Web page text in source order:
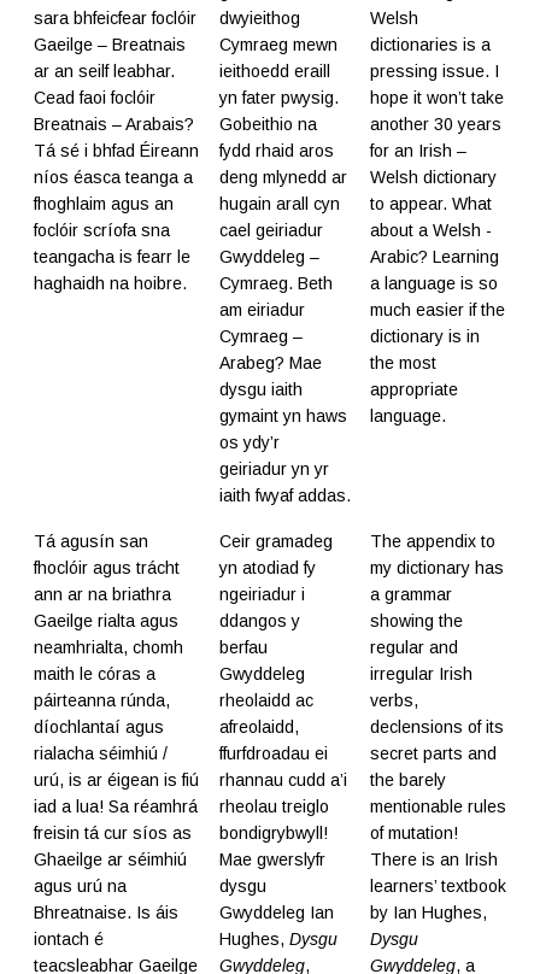
sara bhfeicfear foclóir
Gaeilge – Breatnais
ar an seilf leabhar.
Cead faoi foclóir
Breatnais – Arabais?
Tá sé i bhfad Éireann
níos éasca teanga a
fhoghlaim agus an
foclóir scríofa sna
teangacha is fearr le
haghaidh na hoibre.
dwyieithog
Cymraeg mewn
ieithoedd eraill
yn fater pwysig.
Gobeithio na
fydd rhaid aros
deng mlynedd ar
hugain arall cyn
cael geiriadur
Gwyddeleg –
Cymraeg. Beth
am eiriadur
Cymraeg –
Arabeg? Mae
dysgu iaith
gymaint yn haws
os ydy’r
geiriadur yn yr
iaith fwyaf addas.
Welsh
dictionaries is a
pressing issue. I
hope it won’t take
another 30 years
for an Irish –
Welsh dictionary
to appear. What
about a Welsh -
Arabic? Learning
a language is so
much easier if the
dictionary is in
the most
appropriate
language.
Tá agusín san
fhoclóir agus trácht
ann ar na briathra
Gaeilge rialta agus
neamhrialta, chomh
maith le córas a
páirteanna rúnda,
díochlantaí agus
rialacha séimhiú /
urú, is ar éigean is fiú
iad a lua! Sa réamhrá
freisin tá cur síos as
Ghaeilge ar séimhiú
agus urú na
Bhreatnaise. Is áis
iontach é
teacsleabhar Gaeilge
Ceir gramadeg
yn atodiad fy
ngeiriadur i
ddangos y
berfau
Gwyddeleg
rheolaidd ac
afreolaidd,
ffurfdroadau ei
rhannau cudd a’i
rheolau treiglo
bondigrybwyll!
Mae gwerslyfr
dysgu
Gwyddeleg Ian
Hughes, Dysgu
Gwyddeleg,
The appendix to
my dictionary has
a grammar
showing the
regular and
irregular Irish
verbs,
declensions of its
secret parts and
the barely
mentionable rules
of mutation!
There is an Irish
learners’ textbook
by Ian Hughes,
Dysgu
Gwyddeleg, a